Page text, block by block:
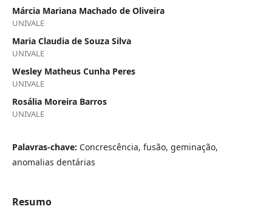
Márcia Mariana Machado de Oliveira
UNIVALE
Maria Claudia de Souza Silva
UNIVALE
Wesley Matheus Cunha Peres
UNIVALE
Rosália Moreira Barros
UNIVALE
Palavras-chave: Concrescência, fusão, geminação,
anomalias dentárias
Resumo